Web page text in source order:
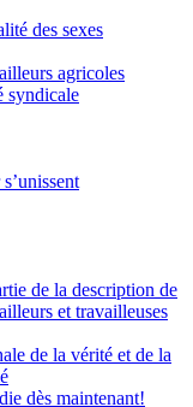
des sexes
agricoles
syndicale
de la description de
et travailleuses
de la vérité et de la
dès maintenant!